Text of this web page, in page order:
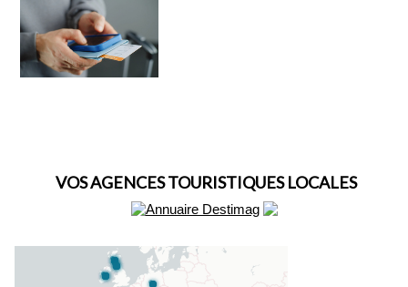
VOS AGENCES TOURISTIQUES LOCALES